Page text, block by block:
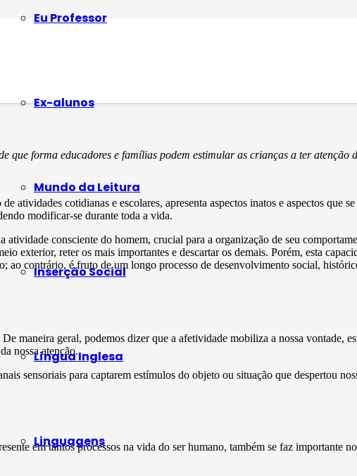
Eu Professor
Ex-alunos
Mundo da Leitura
Inserção Social
Língua Inglesa
Linguagens
que forma educadores e famílias podem estimular as crianças a ter atenção
atividades cotidianas e escolares, apresenta aspectos inatos e aspectos que
modificar-se durante toda a vida.
atividade consciente do homem, crucial para a organização de seu
exterior, reter os mais importantes e descartar os demais. Porém, esta
ao contrário, é fruto de um longo processo de desenvolvimento social,
maneira geral, podemos dizer que a afetividade mobiliza a nossa vontade,
nossa atenção.
sensoriais para captarem estímulos do objeto ou situação que despertou
em tantos processos na vida do ser humano, também se faz importante